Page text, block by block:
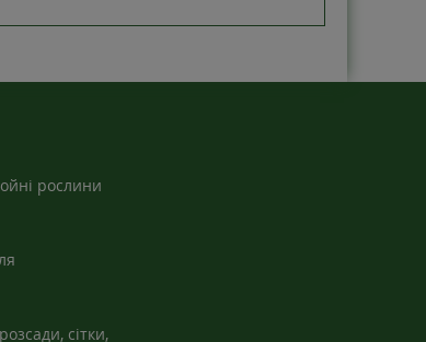
рослини
сітки,